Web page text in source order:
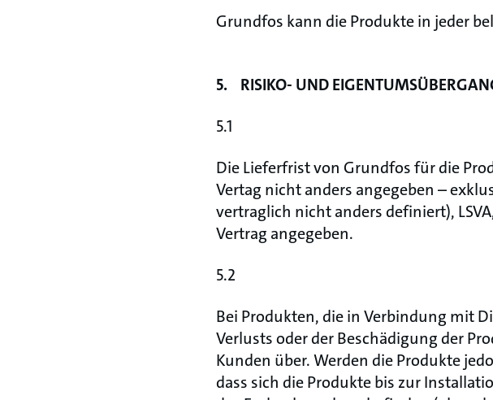
Grundfos kann die Produkte in jeder
5. RISIKO- UND
5.1
Die Lieferfrist von Grundfos für die
Vertag nicht anders angegeben –
vertraglich nicht anders definiert),
Vertrag angegeben.
5.2
Bei Produkten, die in Verbindung mit
Verlusts oder der Beschädigung der
Kunden über. Werden die Produkte
dass sich die Produkte bis zur